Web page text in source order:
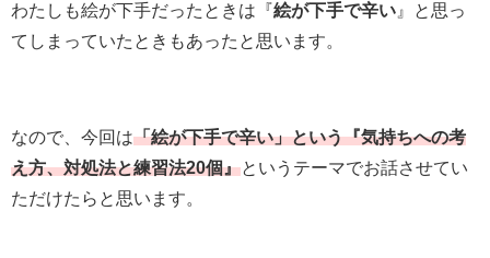
わたしも絵が下手だったときは『絵が下手で辛い 』と思っ
てしまっていたときもあったと思います。
なので、今回は「絵が下手で辛い」という『気持ちへの考
え方、対処法と練習法20個』というテーマでお話させてい
ただけたらと思います。